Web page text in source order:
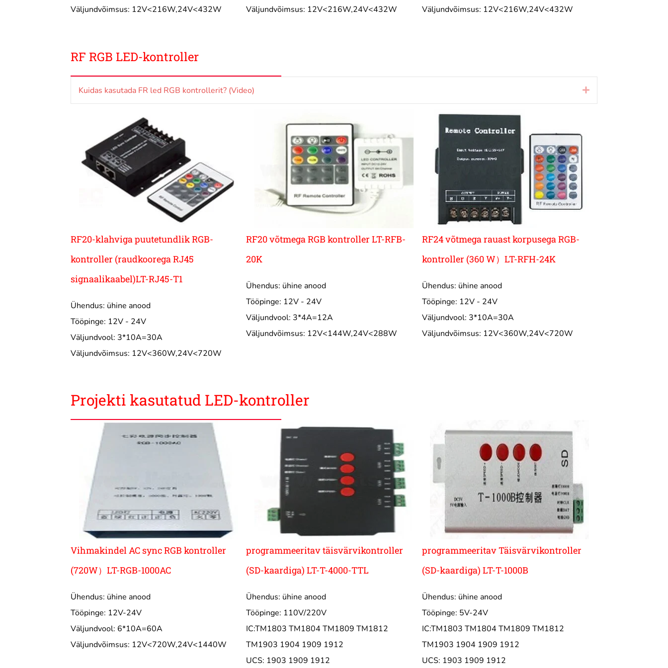
Väljundvõimsus: 12V<216W,24V<432W
Väljundvõimsus: 12V<216W,24V<432W
Väljundvõimsus: 12V<216W,24V<432W
RF RGB LED-kontroller
Kuidas kasutada FR led RGB kontrollerit? (Video) Laienda
RF20-klahviga puutetundlik RGB-
kontroller (raudkoorega RJ45
signaalikaabel)LT-RJ45-T1
Ühendus: ühine anood
Tööpinge: 12V - 24V
Väljundvool: 3*10A=30A
Väljundvõimsus: 12V<360W,24V<720W
RF20 võtmega RGB kontroller LT-RFB-
20K
Ühendus: ühine anood
Tööpinge: 12V - 24V
Väljundvool: 3*4A=12A
Väljundvõimsus: 12V<144W,24V<288W
RF24 võtmega rauast korpusega RGB-
kontroller (360 W）LT-RFH-24K
Ühendus: ühine anood
Tööpinge: 12V - 24V
Väljundvool: 3*10A=30A
Väljundvõimsus: 12V<360W,24V<720W
Projekti kasutatud LED-kontroller
Vihmakindel AC sync RGB kontroller
(720W）LT-RGB-1000AC
Ühendus: ühine anood
Tööpinge: 12V-24V
Väljundvool: 6*10A=60A
Väljundvõimsus: 12V<720W,24V<1440W
programmeeritav täisvärvikontroller
(SD-kaardiga) LT-T-4000-TTL
Ühendus: ühine anood
Tööpinge: 110V/220V
IC:TM1803 TM1804 TM1809 TM1812
TM1903 1904 1909 1912
UCS: 1903 1909 1912
programmeeritav Täisvärvikontroller
(SD-kaardiga) LT-T-1000B
Ühendus: ühine anood
Tööpinge: 5V-24V
IC:TM1803 TM1804 TM1809 TM1812
TM1903 1904 1909 1912
UCS: 1903 1909 1912